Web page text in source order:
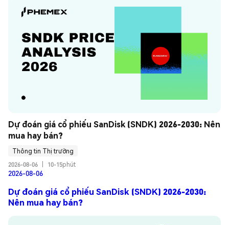
Dự đoán giá cổ phiếu SanDisk (SNDK) 2026-2030: Nên
mua hay bán?
Thông tin Thị trường
2026-08-06
10-15phút
2026-08-06
Dự đoán giá cổ phiếu SanDisk (SNDK) 2026-2030:
Nên mua hay bán?